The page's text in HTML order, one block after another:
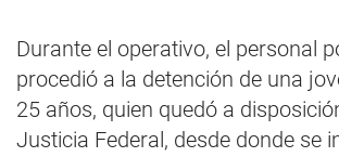
Durante el operativo, el personal
procedió a la detención de una
25 años, quien quedó a
Justicia Federal, desde donde se